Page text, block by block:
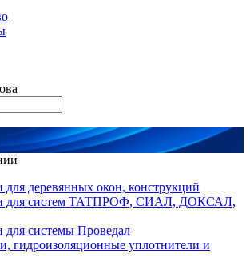
для деревянных окон, конструкций
для систем ТАТПРОФ, СИАЛ, ДОКСАЛ,
для системы Проведал
гидроизоляционные уплотнители и